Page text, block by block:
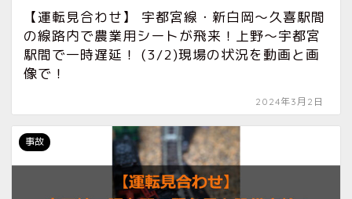
【運転見合わせ】 宇都宮線・新白岡〜久喜駅間
の線路内で農業用シートが飛来！上野〜宇都宮
駅間で一時遅延！ (3/2)現場の状況を動画と画
像で！
2024年3月2日
事故